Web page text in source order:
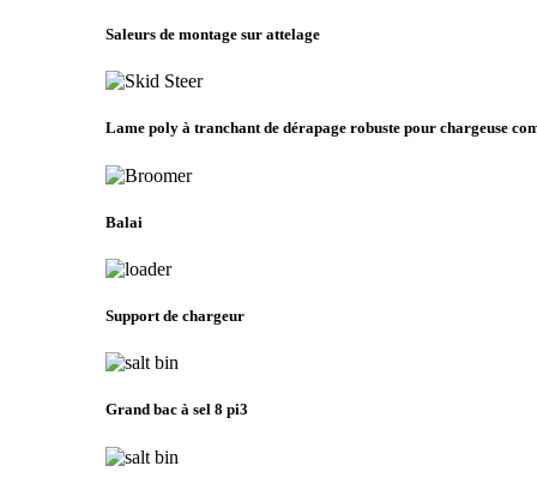
Saleurs de montage sur attelage
Lame poly à tranchant de dérapage robuste pour chargeuse
Balai
Support de chargeur
Grand bac à sel 8 pi3